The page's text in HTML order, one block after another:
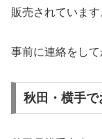
販売されています
事前に連絡をして
秋田・横手